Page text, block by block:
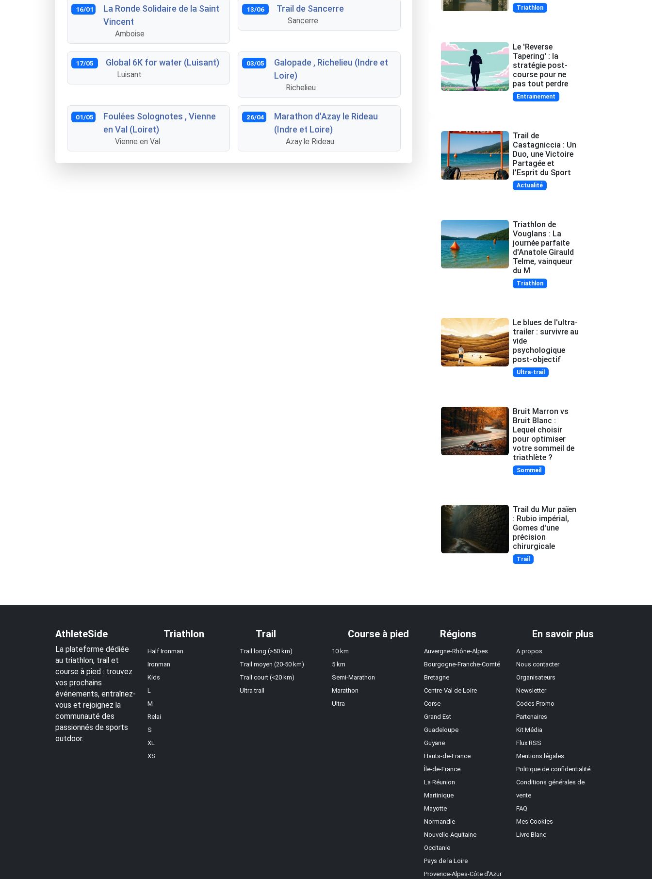
16/01
La Ronde Solidaire de la Saint
Vincent
Amboise
13/06 Trail de Sancerre
Sancerre
17/05 Global 6K for water (Luisant)
Luisant
03/05
Galopade , Richelieu (Indre et
Loire)
Richelieu
01/05
Foulées Solognotes , Vienne
en Val (Loiret)
Vienne en Val
26/04
Marathon d'Azay le Rideau
(Indre et Loire)
Azay le Rideau
Triathlon
Le 'Reverse
Tapering' : la
stratégie post-
course pour ne
pas tout perdre
Entrainement
Trail de
Castagniccia : Un
Duo, une Victoire
Partagée et
l'Esprit du Sport
Actualité
Triathlon de
Vouglans : La
journée parfaite
d'Anatole Girauld
Telme, vainqueur
du M
Triathlon
Le blues de l'ultra-
trailer : survivre au
vide
psychologique
post-objectif
Ultra-trail
Bruit Marron vs
Bruit Blanc :
Lequel choisir
pour optimiser
votre sommeil de
triathlète ?
Sommeil
Trail du Mur païen
: Rubio impérial,
Gomes d'une
précision
chirurgicale
Trail
AthleteSide
La plateforme dédiée
au triathlon, trail et
course à pied : trouvez
vos prochains
événements, entraînez-
vous et rejoignez la
communauté des
passionnés de sports
outdoor.
Triathlon
Half Ironman
Ironman
Kids
L
M
Relai
S
XL
XS
Trail
Trail long (>50 km)
Trail moyen (20-50 km)
Trail court (<20 km)
Ultra trail
Course à pied
10 km
5 km
Semi-Marathon
Marathon
Ultra
Régions
Auvergne-Rhône-Alpes
Bourgogne-Franche-Comté
Bretagne
Centre-Val de Loire
Corse
Grand Est
Guadeloupe
Guyane
Hauts-de-France
Île-de-France
La Réunion
Martinique
Mayotte
Normandie
Nouvelle-Aquitaine
Occitanie
Pays de la Loire
Provence-Alpes-Côte d'Azur
En savoir plus
A propos
Nous contacter
Organisateurs
Newsletter
Codes Promo
Partenaires
Kit Média
Flux RSS
Mentions légales
Politique de confidentialité
Conditions générales de
vente
FAQ
Mes Cookies
Livre Blanc